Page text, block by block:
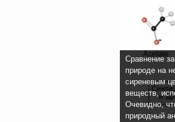
Сравнение
природе на
сиреневым
веществ,
Очевидно,
природный